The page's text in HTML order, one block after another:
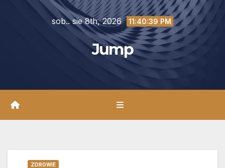
sob.. sie 8th, 2026 11:40:40 PM
Jump
ZDROWIE